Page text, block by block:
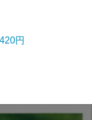
円